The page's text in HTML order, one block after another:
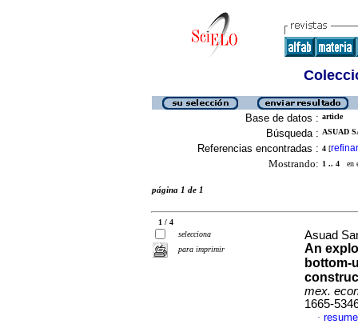
Base de datos : article
Búsqueda : ASUAD
Referencias encontradas : 4 [refinar
Mostrando: 1 .. 4 en
página 1 de 1
1 / 4
selecciona
para imprimir
Asuad
An
bottom-
mex.
1665-
·